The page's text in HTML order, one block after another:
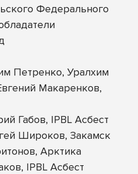
Федерального
Петренко, Уралхим
Макаренков,
Габов, IPBL Асбест
Широков, Закамск
Арктика
IPBL Асбест